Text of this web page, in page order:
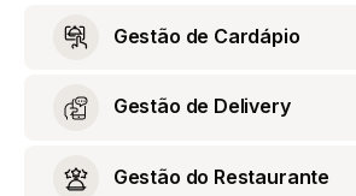
Gestão de Cardápio
Gestão de Delivery
Gestão do Restaurante